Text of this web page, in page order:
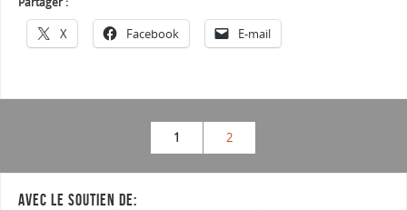
X Facebook E-mail
1 2
AVEC LE SOUTIEN DE: